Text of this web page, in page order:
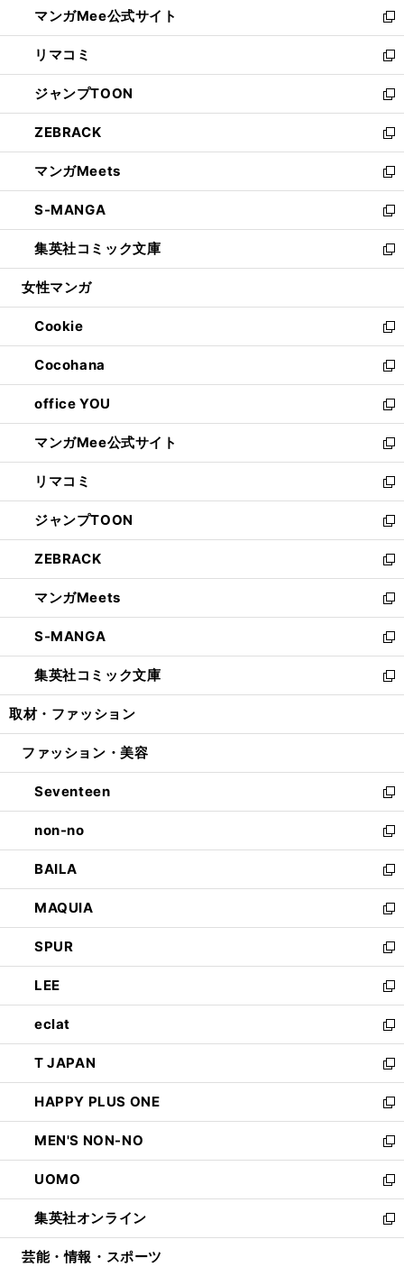
く
ド
ウ
で
開
く
ィ
ン
ド
ウ
で
開
く
い
ウ
ィ
ン
ド
ウ
で
開
く
マンガMee公式サイト
新
し
い
ウ
ィ
ン
ド
ウ
で
開
く
リマコミ
新
し
い
ウ
ィ
ン
ド
ウ
で
開
く
ジャンプTOON
新
し
い
ウ
ィ
ン
ド
ウ
で
開
ZEBRACK
新
し
い
ウ
ィ
ン
ド
ウ
開
く
マンガMeets
新
し
い
ウ
ィ
ン
ウ
で
開
く
S-MANGA
新
し
い
ウ
ン
ド
ウ
で
開
く
集英社コミック文庫
新
し
ウ
ィ
ン
ド
ウ
で
開
く
女性マンガ
Cookie
新
し
い
ウ
ィ
ン
ド
ウ
で
開
く
Cocohana
新
し
い
ウ
ィ
ン
ド
ウ
で
開
く
office YOU
新
し
い
ウ
ィ
ン
ド
ウ
で
開
く
マンガMee公式サイト
新
し
い
ウ
ィ
ン
ド
ウ
で
開
く
リマコミ
新
し
い
ウ
ィ
ン
ド
ウ
で
開
く
ジャンプTOON
新
し
い
ウ
ィ
ン
ド
ウ
で
開
ZEBRACK
新
し
い
ウ
ィ
ン
ド
ウ
開
マンガMeets
新
し
い
ウ
ィ
ン
ウ
開
く
S-MANGA
新
し
い
ウ
ン
ウ
で
開
く
集英社コミック文庫
新
し
ウ
ン
ド
ウ
で
開
く
取材・ファッション
ファッション・美容
Seventeen
新
し
い
ウ
ィ
ン
ド
ウ
で
開
く
non-no
新
し
い
ウ
ィ
ン
ド
ウ
で
開
く
BAILA
新
し
い
ウ
ィ
ン
ド
ウ
で
開
く
MAQUIA
新
し
い
ウ
ィ
ン
ド
ウ
で
開
く
SPUR
新
し
い
ウ
ィ
ン
ド
ウ
で
開
く
LEE
新
し
い
ウ
ィ
ン
ド
ウ
で
開
く
eclat
新
し
い
ウ
ィ
ン
ド
ウ
で
開
く
T JAPAN
新
し
い
ウ
ィ
ン
ド
ウ
で
開
HAPPY PLUS ONE
新
し
い
ウ
ィ
ン
ド
ウ
MEN'S NON-NO
新
し
い
ウ
ィ
ン
UOMO
新
し
い
ウ
集英社オンライン
新
し
芸能・情報・スポーツ